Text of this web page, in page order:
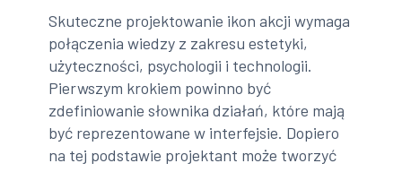
Skuteczne projektowanie ikon akcji wymaga
połączenia wiedzy z zakresu estetyki,
użyteczności, psychologii i technologii.
Pierwszym krokiem powinno być
zdefiniowanie słownika działań, które mają
być reprezentowane w interfejsie. Dopiero
na tej podstawie projektant może tworzyć